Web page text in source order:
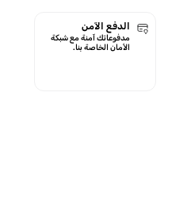
الدفع الآمن
مدفوعاتك آمنة مع شبكة
الأمان الخاصة بنا.